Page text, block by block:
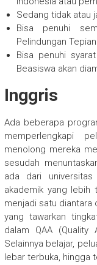
Sedang tidak atau
Bisa penuhi
Pelindungan
Bisa penuhi
Beasiswa akan
Inggris
Ada beberapa
memperlengkapi
menolong mereka
sesudah
ada dari
akademik yang lebih
menjadi satu
yang tawarkan
dalam QAA (Quality
Selainnya belajar,
lebar terbuka, hingga